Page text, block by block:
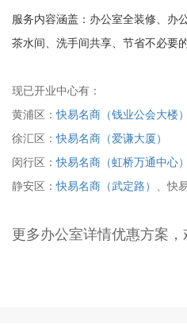
服务内容涵盖：办公室全装修、
茶水间、洗手间共享、节省不必要的
现已开业中心有：
黄浦区：快易名商（钱业公会大楼）
徐汇区：快易名商（爱谦大厦）
闵行区：快易名商（虹桥万通中心）
静安区：快易名商（武定路） 、
更多办公室详情优惠方案